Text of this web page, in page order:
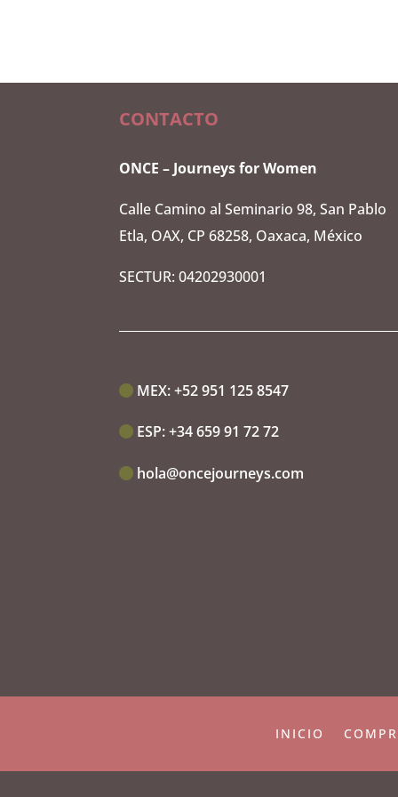
CONTACTO
ONCE – Journeys for Women
Calle Camino al Seminario 98, San Pablo
Etla, OAX, CP 68258, Oaxaca, México
SECTUR: 04202930001
MEX:‭+52 951 125 8547
ESP:‭+34 659 91 72 72
hola@oncejourneys.com
INICIO